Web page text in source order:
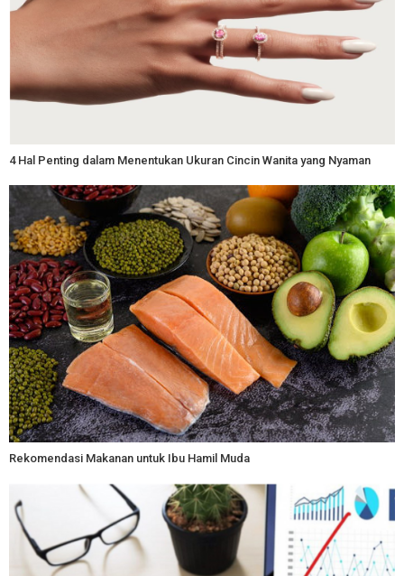
4 Hal Penting dalam Menentukan Ukuran Cincin Wanita yang Nyaman
Rekomendasi Makanan untuk Ibu Hamil Muda